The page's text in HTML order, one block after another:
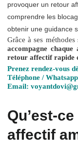
provoquer un retour
comprendre les
obtenir une guidance
Grâce à ses
accompagne chaque
retour affectif rapide
Prenez rendez-vous
Téléphone /
Email:
Qu’est-
affectif